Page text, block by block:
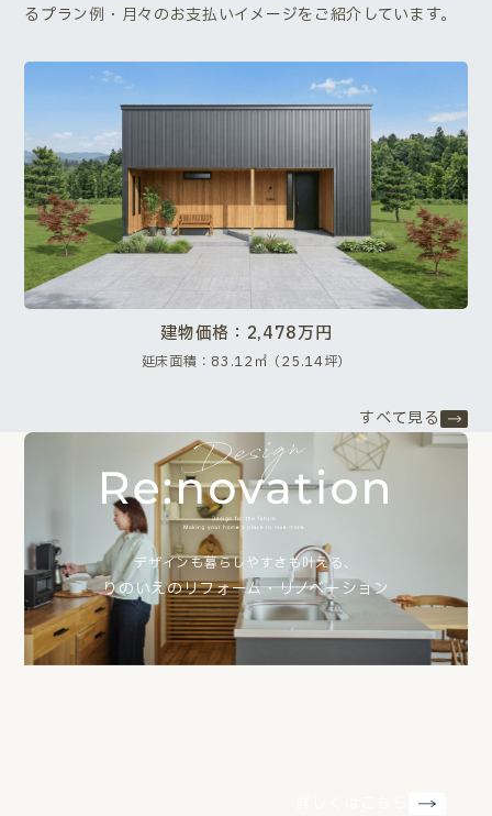
るプラン例・月々のお支払いイメージをご紹介しています。
建物価格：2,478万円
延床面積：83.12㎡（25.14坪）
すべて見る
デザインも暮らしやすさも叶える、
りのいえのリフォーム・リノベーション